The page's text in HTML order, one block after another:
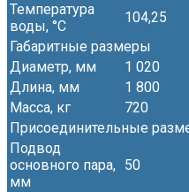
Температура
воды, °С
104,25
Габаритные размеры
Диаметр, мм
1 020
Длина, мм
1 800
Масса, кг
720
Присоединительные
Подвод
основного пара,
мм
50